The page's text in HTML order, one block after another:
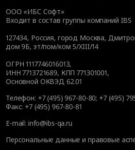
ООО «ИБС Софт»
Входит в состав группы компаний IBS
127434, Россия, город Москва,
дом 9Б, эт/пом/ком 5/XIII/14
ОГРН 1117746016013,
ИНН 7713721689, КПП 771301001,
Основной ОКВЭД 62.01
Телефон: +7 (495) 967-80-80; +7 (495)
Факс: +7 (495) 967-80-81
E-mail: info@ibs-qa.ru
Персональные данные и правовые